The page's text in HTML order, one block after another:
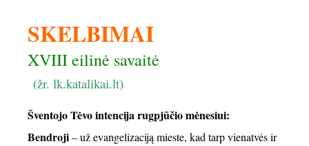
SKELBIMAI
XVIII eilinė savaitė
(žr. lk.katalikai.lt)
Šventojo Tėvo intencija rugpjūčio mėnesiui:
Bendroji– už evangelizaciją mieste, kad tarp vienatvės ir